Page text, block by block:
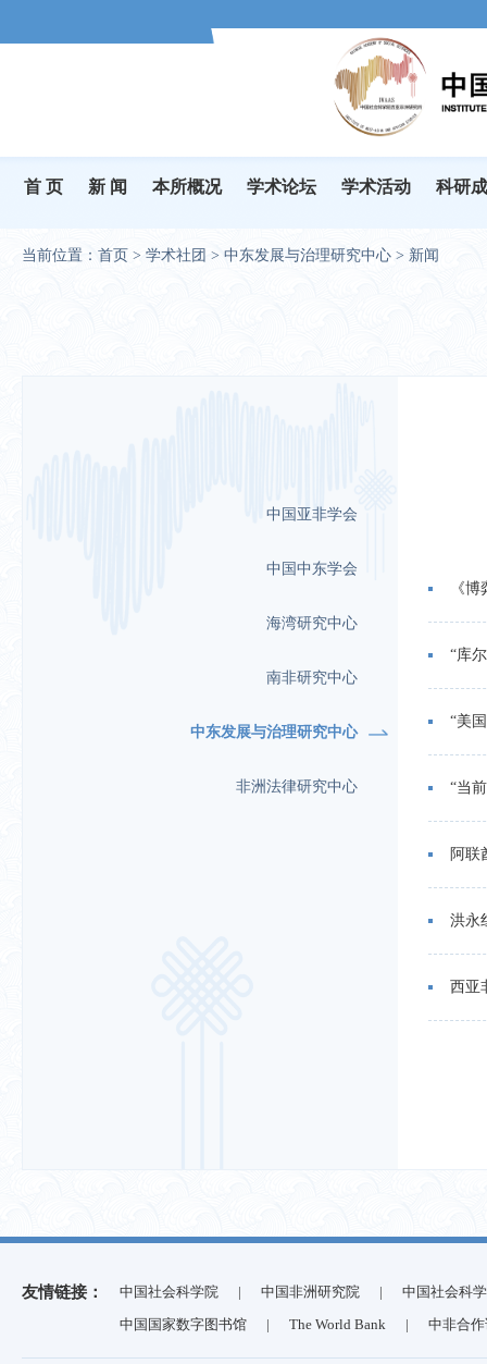
首 页 新 闻 本所概况 学术论坛 学术活动 科研
当前位置： 首页 > 学术社团 > 中东发展与治理研究中心 > 新闻
中国亚非学会
中国中东学会
海湾研究中心
南非研究中心
中东发展与治理研究中心
非洲法律研究中心
《
“库
“美
“当
洪永
西亚
友情链接： 中国社会科学院 | 中国非洲研究院 |
中国社会科
中国国家数字图书馆
| The World Bank | 中非合